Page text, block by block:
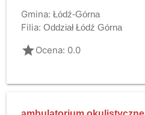
Gmina: Łódź-Górna
Filia: Oddział Łódź Górna
gradeOcena: 0.0